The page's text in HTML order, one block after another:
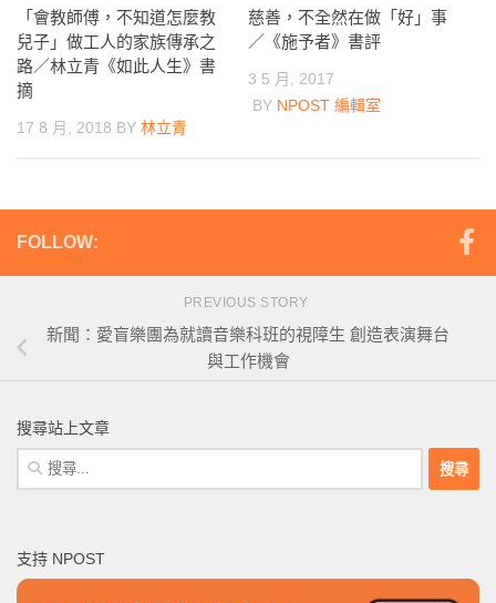
「會教師傅，不知道怎麼教
兒子」做工人的家族傳承之
路／林立青《如此人生》書
摘
17 8 月, 2018 BY 林立青
慈善，不全然在做「好」事
／《施予者》書評
3 5 月, 2017
BY NPOST 編輯室
FOLLOW:
PREVIOUS STORY
新聞：愛盲樂團為就讀音樂科班的視障生 創造表演舞台
與工作機會
搜尋站上文章
搜
尋
字:
支持 NPOST